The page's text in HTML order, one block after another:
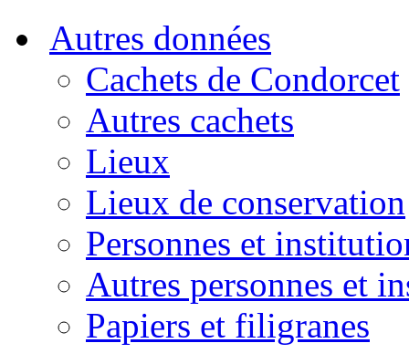
Autres données
Cachets de Condorcet
Autres cachets
Lieux
Lieux de conservation
Personnes et
Autres personnes et
Papiers et filigranes